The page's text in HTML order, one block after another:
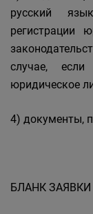
русский
регистрации
случае, если
юридическое
4) документы,
БЛАНК